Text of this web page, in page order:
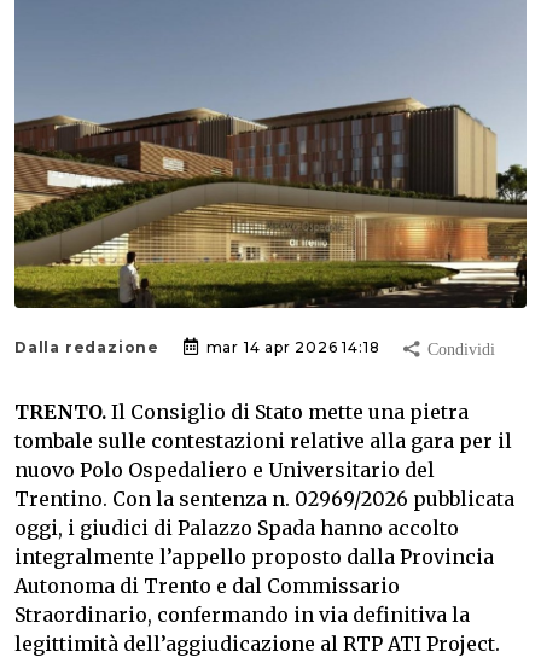
Dalla redazione mar 14 apr 2026 14:18
TRENTO. Il Consiglio di Stato mette una pietra
tombale sulle contestazioni relative alla gara per il
nuovo Polo Ospedaliero e Universitario del
Trentino. Con la sentenza n. 02969/2026 pubblicata
oggi, i giudici di Palazzo Spada hanno accolto
integralmente l’appello proposto dalla Provincia
Autonoma di Trento e dal Commissario
Straordinario, confermando in via definitiva la
legittimità dell’aggiudicazione al RTP ATI Project.